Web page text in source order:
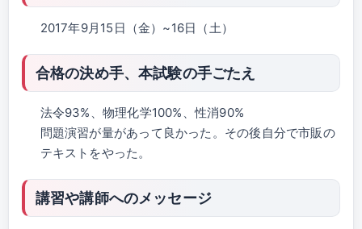
2017年9月15日（金）~16日（土）
合格の決め手、本試験の手ごたえ
法令93%、物理化学100%、性消90%
問題演習が量があって良かった。その後自分で市販の
テキストをやった。
講習や講師へのメッセージ